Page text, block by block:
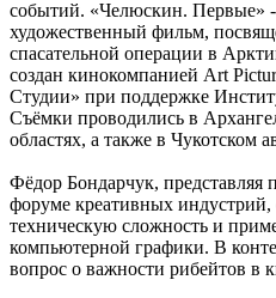
событий. «Челюскин. Первые»
художественный фильм,
спасательной операции в
создан кинокомпанией Art
Студии» при поддержке
Съёмки проводились в
областях, а также в Чукотском
Фёдор Бондарчук, представляя
форуме креативных
техническую сложность и
компьютерной графики. В
вопрос о важности рибейтов в